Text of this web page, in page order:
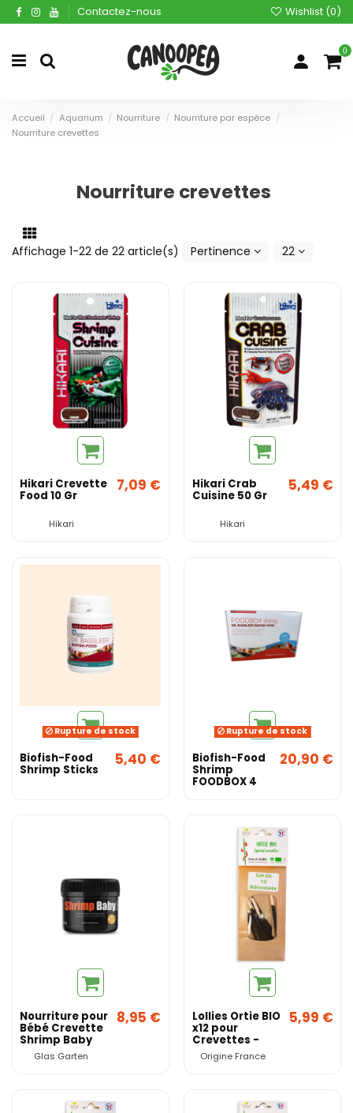
Contactez-nous Wishlist (0)
0
Accueil Aquarium Nourriture
Nourriture par espèce
Nourriture crevettes
Nourriture crevettes
Affichage 1-22 de 22 article(s) Pertinence 22
Hikari Crevette
Food 10 Gr
Hikari
7,09 € Hikari Crab
Cuisine 50 Gr
Hikari
5,49 €
Rupture de stock
Biofish-Food
Shrimp Sticks
5,40 €
Rupture de stock
Biofish-Food
Shrimp
FOODBOX 4
20,90 €
Nourriture pour
Bébé Crevette
Shrimp Baby
Food - Glas
Garten
Glas Garten
8,95 € Lollies Ortie BIO
x12 pour
Crevettes -
Origine France
Origine France
5,99 €